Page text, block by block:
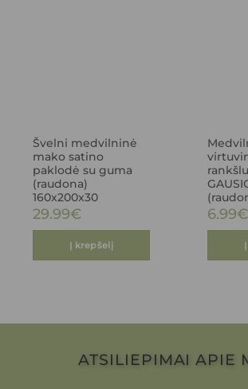
Švelni medvilninė
mako satino
paklodė su guma
(raudona)
160x200x30
29.99€
Į krepšelį
6.99€
ATSILIEPIMAI APIE